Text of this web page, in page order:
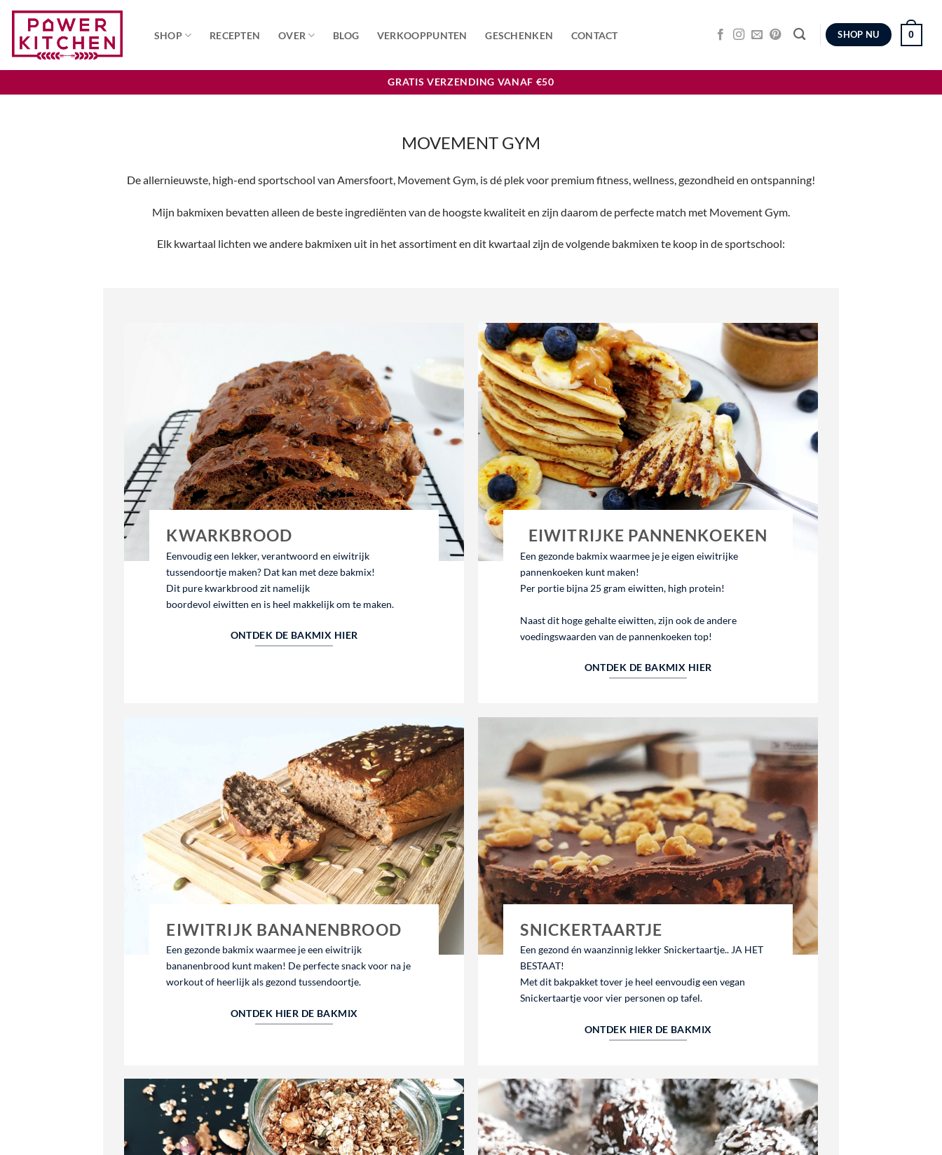
Ga
inhoud
SHOP RECEPTEN OVER BLOG VERKOOPPUNTEN GESCHENKEN CONTACT SHOP NU 0
GRATIS VERZENDING VANAF €50
MOVEMENT GYM
De allernieuwste, high-end sportschool van Amersfoort, Movement Gym, is dé plek voor premium fitness, wellness, gezondheid en ontspanning!
Mijn bakmixen bevatten alleen de beste ingrediënten van de hoogste kwaliteit en zijn daarom de perfecte match met Movement Gym.
Elk kwartaal lichten we andere bakmixen uit in het assortiment en dit kwartaal zijn de volgende bakmixen te koop in de sportschool:
KWARKBROOD
Eenvoudig een lekker, verantwoord en eiwitrijk
tussendoortje maken? Dat kan met deze bakmix!
Dit pure kwarkbrood zit namelijk
boordevol eiwitten en is heel makkelijk om te maken.
ONTDEK DE BAKMIX HIER
EIWITRIJKE PANNENKOEKEN
Een gezonde bakmix waarmee je je eigen eiwitrijke
pannenkoeken kunt maken!
Per portie bijna 25 gram eiwitten, high protein!
Naast dit hoge gehalte eiwitten, zijn ook de andere
voedingswaarden van de pannenkoeken top!
ONTDEK DE BAKMIX HIER
EIWITRIJK BANANENBROOD
Een gezonde bakmix waarmee je een eiwitrijk
bananenbrood kunt maken! De perfecte snack voor na je
workout of heerlijk als gezond tussendoortje.
ONTDEK HIER DE BAKMIX
SNICKERTAARTJE
Een gezond én waanzinnig lekker Snickertaartje.. JA HET
BESTAAT!
Met dit bakpakket tover je heel eenvoudig een vegan
Snickertaartje voor vier personen op tafel.
ONTDEK HIER DE BAKMIX